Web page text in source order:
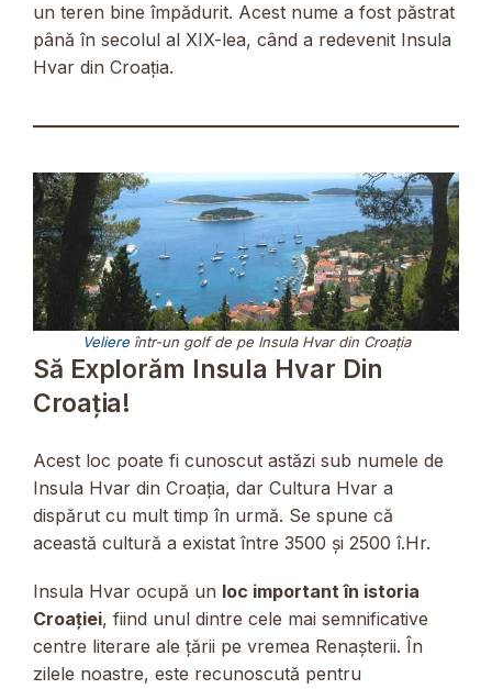
un teren bine împădurit. Acest nume a fost păstrat
până în secolul al XIX-lea, când a redevenit Insula
Hvar din Croația.
Veliereîntr-un golf de pe Insula Hvar din Croația
Să Explorăm Insula Hvar Din
Croația!
Acest loc poate fi cunoscut astăzi sub numele de
Insula Hvar din Croația, dar Cultura Hvar a
dispărut cu mult timp în urmă. Se spune că
această cultură a existat între 3500 și 2500 î.Hr.
Insula Hvar ocupă un loc important în istoria
Croației, fiind unul dintre cele mai semnificative
centre literare ale țării pe vremea Renașterii. În
zilele noastre, este recunoscută pentru